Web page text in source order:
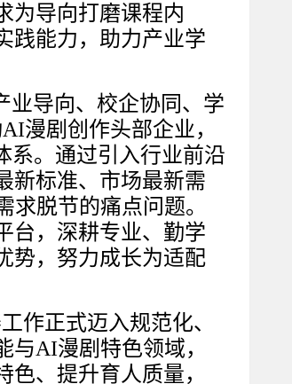
为导向打磨课程内
践能力，助力产业学
业导向、校企协同、学
漫剧创作头部企业，
系。通过引入行业前沿
新标准、市场最新需
脱节的痛点问题。
台，深耕专业、勤学
势，努力成长为适配
作正式迈入规范化、
AI漫剧特色领域，
、提升育人质量，